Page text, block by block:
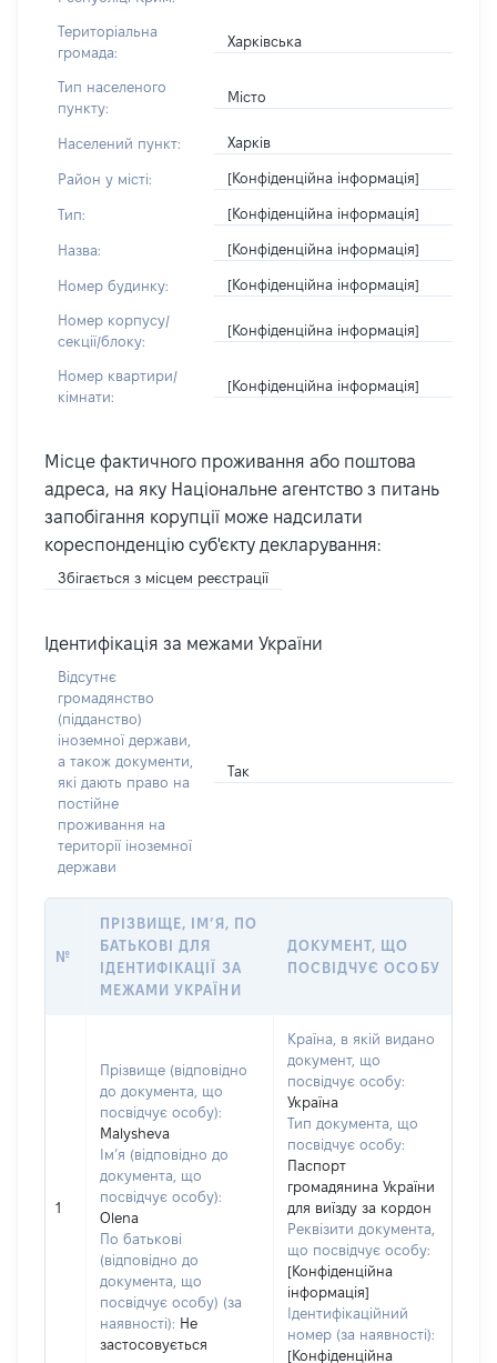
Територіальна
громада:
Харківська
Тип населеного
пункту:
Місто
Населений пункт: Харків
Район у місті: [Конфіденційна інформація]
Тип: [Конфіденційна інформація]
Назва: [Конфіденційна інформація]
Номер будинку: [Конфіденційна інформація]
Номер корпусу/
секції/блоку:
[Конфіденційна інформація]
Номер квартири/
кімнати:
[Конфіденційна інформація]
Місце фактичного проживання або поштова
адреса, на яку Національне агентство з питань
запобігання корупції може надсилати
кореспонденцію суб'єкту декларування:
Збігається з місцем реєстрації
Ідентифікація за межами України
Відсутнє
громадянство
(підданство)
іноземної держави,
а також документи,
які дають право на
постійне
проживання на
території іноземної
держави
Так
№
ПРІЗВИЩЕ, ІМ’Я, ПО
БАТЬКОВІ ДЛЯ
ІДЕНТИФІКАЦІЇ ЗА
МЕЖАМИ УКРАЇНИ
ДОКУМЕНТ, ЩО
ПОСВІДЧУЄ ОСОБУ
1
Прізвище (відповідно
до документа, що
посвідчує особу):
Malysheva
Ім’я (відповідно до
документа, що
посвідчує особу):
Olena
По батькові
(відповідно до
документа, що
посвідчує особу) (за
наявності): Не
застосовується
Країна, в якій видано
документ, що
посвідчує особу:
Україна
Тип документа, що
посвідчує особу:
Паспорт
громадянина України
для виїзду за кордон
Реквізити документа,
що посвідчує особу:
[Конфіденційна
інформація]
Ідентифікаційний
номер (за наявності):
[Конфіденційна